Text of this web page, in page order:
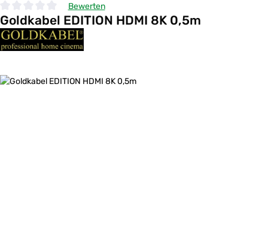
Durchschnittliche Bewertung von 0 von 5 Sternen
Bewerten
Goldkabel EDITION HDMI 8K 0,5m
Bildergalerie überspringen